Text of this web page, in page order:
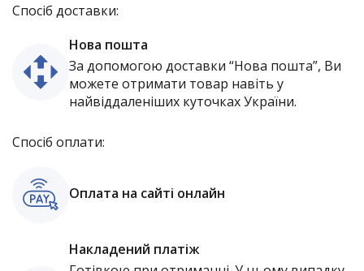
Спосіб доставки:
Нова пошта
За допомогою доставки “Нова пошта”, Ви
можете отримати товар навіть у
найвіддаленіших куточках України.
Спосіб оплати:
Оплата на сайті онлайн
Накладений платіж